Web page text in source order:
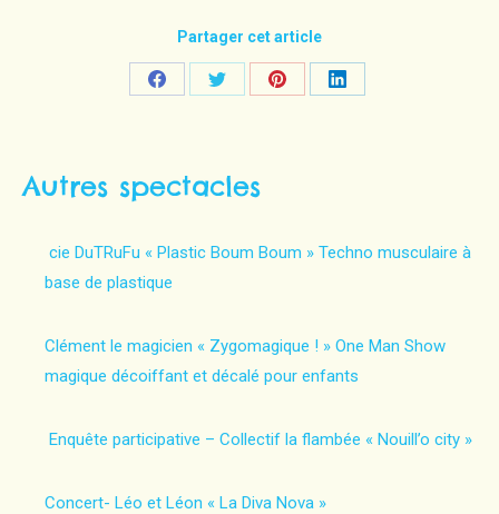
Partager cet article
Share
Share
Share
Share
Autres spectacles
cie DuTRuFu « Plastic Boum Boum » Techno musculaire à
base de plastique
Clément le magicien « Zygomagique ! » One Man Show
magique décoiffant et décalé pour enfants
Enquête participative – Collectif la flambée « Nouill’o city »
Concert- Léo et Léon « La Diva Nova »